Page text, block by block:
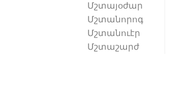
Մշտայօժար
Մշտանորոգ
Մշտանուէր
Մշտաշարժ